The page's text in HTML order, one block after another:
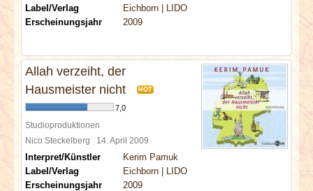
Label/Verlag
Eichborn | LIDO
Erscheinungsjahr
2009
Allah verzeiht, der
Hausmeister nicht
HOT
7,0
Studioproduktionen
Nico Steckelberg 14. April 2009
Interpret/Künstler
Kerim Pamuk
Label/Verlag
Eichborn | LIDO
Erscheinungsjahr
2009